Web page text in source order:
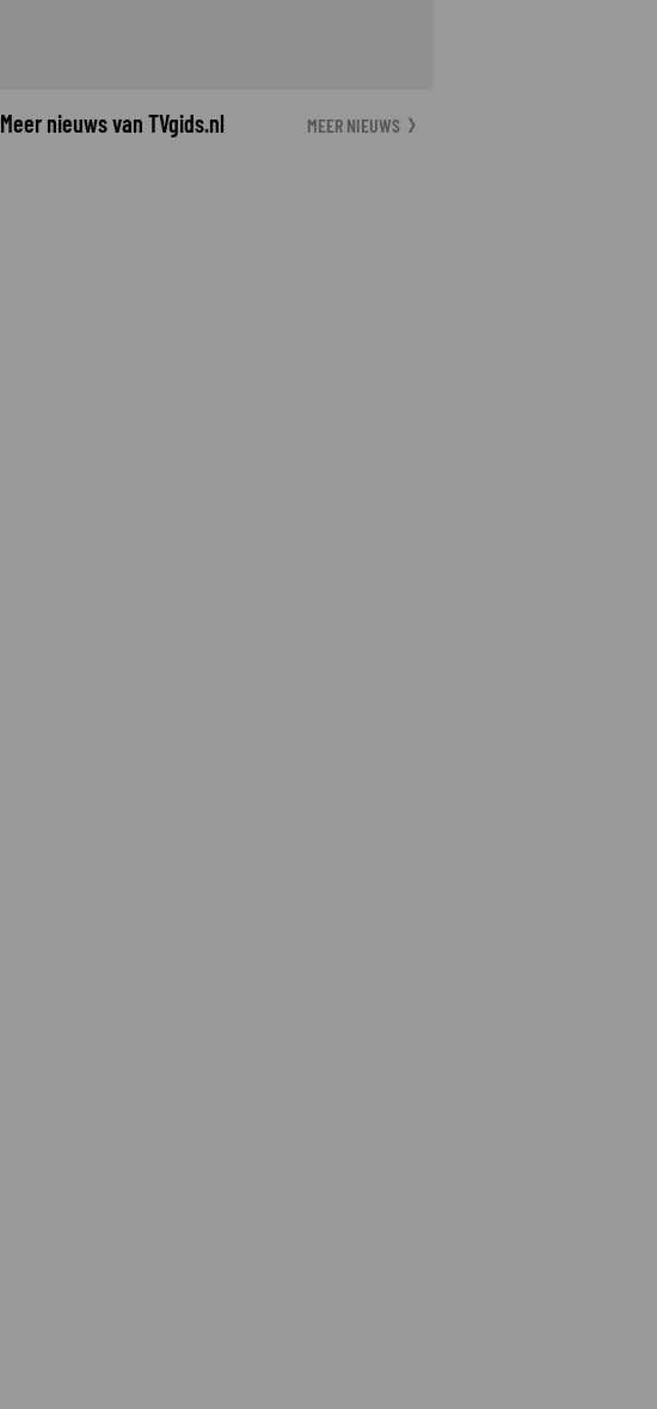
Meer nieuws van TVgids.nl MEER NIEUWS